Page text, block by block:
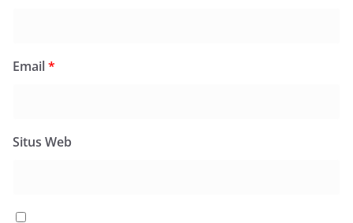
Email*
Situs Web